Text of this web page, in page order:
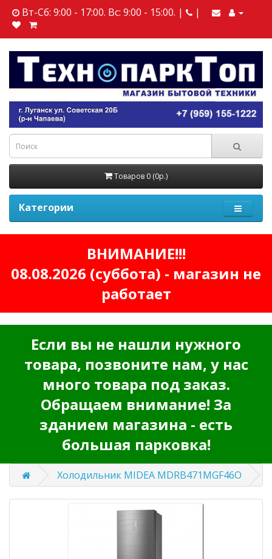
Вт-Сб: 9:00 - 17:00. Вс: 9:00 - 15:00. | |
Товаров 0 (0р.)
Категории
ВНИМАНИЕ!!!
08.08.2026 (суббота) - магазин не
работает
Если вы не нашли нужного
товара, позвоните нам, у нас
много товара под заказ.
Обращаем внимание! За
зданием магазина - есть
большая парковка!
Холодильник MIDEA MDRB471MGF46O